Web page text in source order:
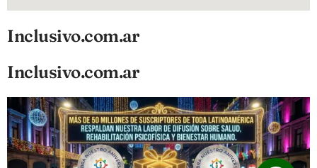
Inclusivo.com.ar
Inclusivo.com.ar